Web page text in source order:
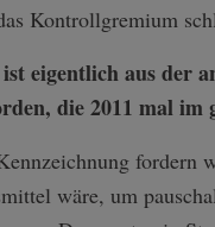
Kontrollgremium
eigentlich aus der
die 2011 mal
fordern
wäre, um